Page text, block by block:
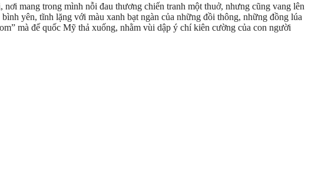
mang trong mình nỗi đau thương chiến tranh một thuở, nhưng cũng vang lên
yên, tĩnh lặng với màu xanh bạt ngàn của những đồi thông, những đồng lúa
mà đế quốc Mỹ thả xuống, nhằm vùi dập ý chí kiên cường của con người